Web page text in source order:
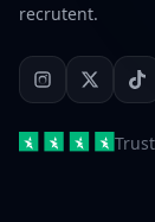
recrutent.